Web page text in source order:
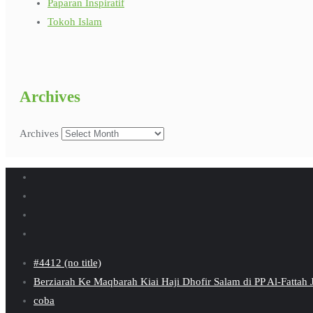
Paparan Inspiratif
Tokoh Islam
Archives
Archives
#4412 (no title)
Berziarah Ke Maqbarah Kiai Haji Dhofir Salam di PP Al-Fattah
coba